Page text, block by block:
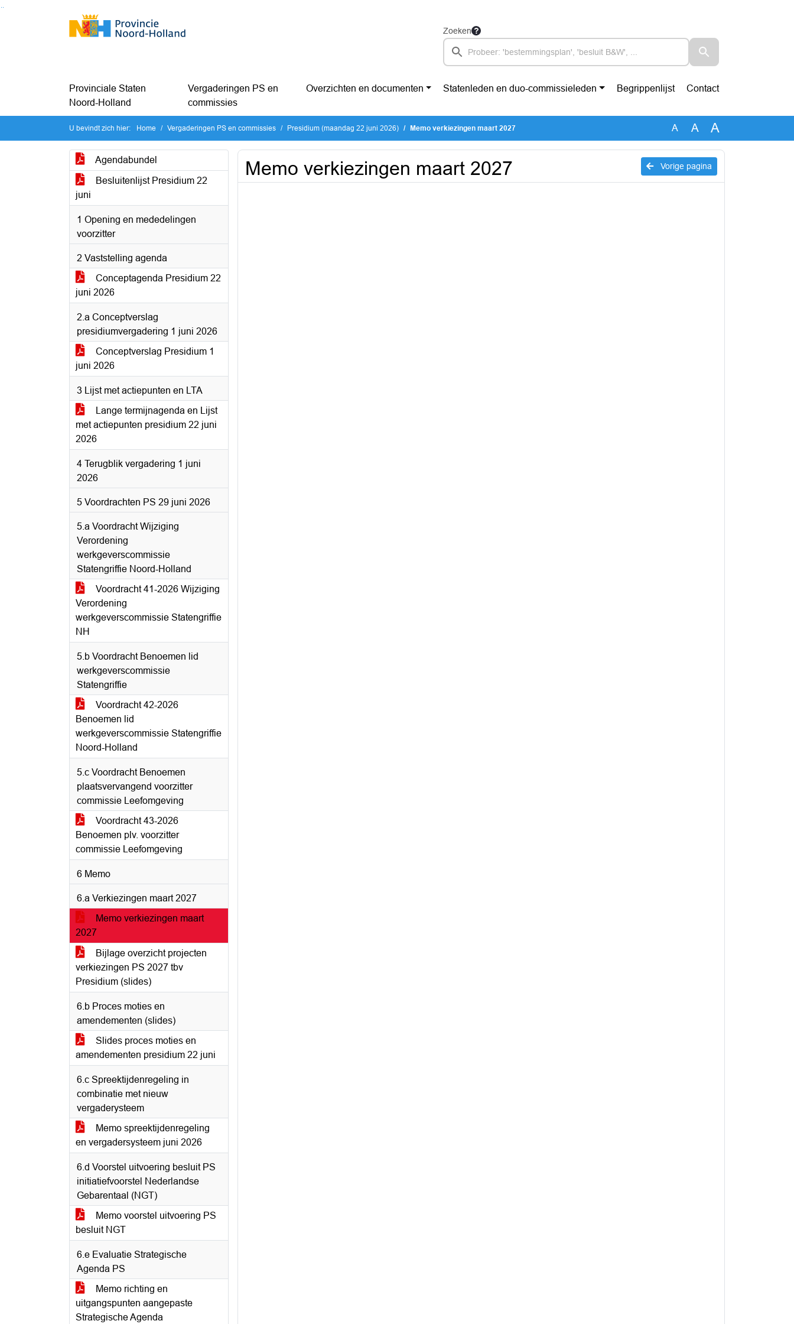
Ga naar de inhoud van deze pagina
Ga naar het zoeken
Zoeken
Provinciale Staten
Noord-Holland
Vergaderingen PS en
commissies
Overzichten en documenten Statenleden en duo-commissieleden Begrippenlijst Contact
U bevindt zich hier: Home Vergaderingen PS en commissies Presidium (maandag 22 juni 2026) Memo verkiezingen maart 2027 A A A
Agendabundel
Besluitenlijst Presidium 22
juni
1 Opening en mededelingen
voorzitter
2 Vaststelling agenda
Conceptagenda Presidium 22
juni 2026
2.a Conceptverslag
presidiumvergadering 1 juni 2026
Conceptverslag Presidium 1
juni 2026
3 Lijst met actiepunten en LTA
Lange termijnagenda en Lijst
met actiepunten presidium 22 juni
2026
4 Terugblik vergadering 1 juni
2026
5 Voordrachten PS 29 juni 2026
5.a Voordracht Wijziging
Verordening
werkgeverscommissie
Statengriffie Noord-Holland
Voordracht 41-2026 Wijziging
Verordening
werkgeverscommissie Statengriffie
NH
5.b Voordracht Benoemen lid
werkgeverscommissie
Statengriffie
Voordracht 42-2026
Benoemen lid
werkgeverscommissie Statengriffie
Noord-Holland
5.c Voordracht Benoemen
plaatsvervangend voorzitter
commissie Leefomgeving
Voordracht 43-2026
Benoemen plv. voorzitter
commissie Leefomgeving
6 Memo
6.a Verkiezingen maart 2027
Memo verkiezingen maart
2027
Bijlage overzicht projecten
verkiezingen PS 2027 tbv
Presidium (slides)
6.b Proces moties en
amendementen (slides)
Slides proces moties en
amendementen presidium 22 juni
6.c Spreektijdenregeling in
combinatie met nieuw
vergaderysteem
Memo spreektijdenregeling
en vergadersysteem juni 2026
6.d Voorstel uitvoering besluit PS
initiatiefvoorstel Nederlandse
Gebarentaal (NGT)
Memo voorstel uitvoering PS
besluit NGT
6.e Evaluatie Strategische
Agenda PS
Memo richting en
uitgangspunten aangepaste
Strategische Agenda
Vorige pagina
Memo verkiezingen maart 2027